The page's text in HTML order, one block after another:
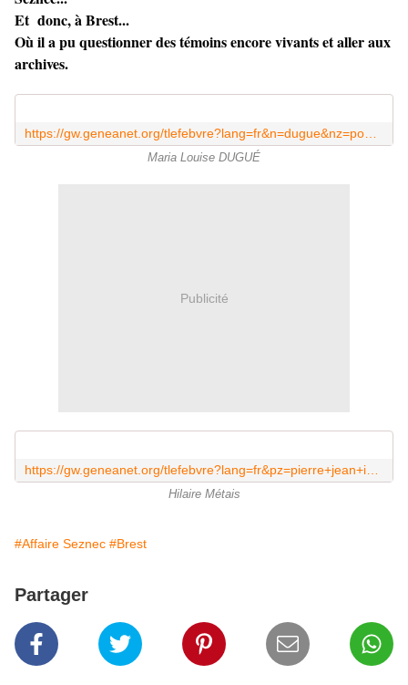
Et donc, à Brest...
Où il a pu questionner des témoins encore vivants et aller aux
archives.
Maria Louise DUGUÉ
Publicité
Hilaire Métais
#Affaire Seznec #Brest
Partager